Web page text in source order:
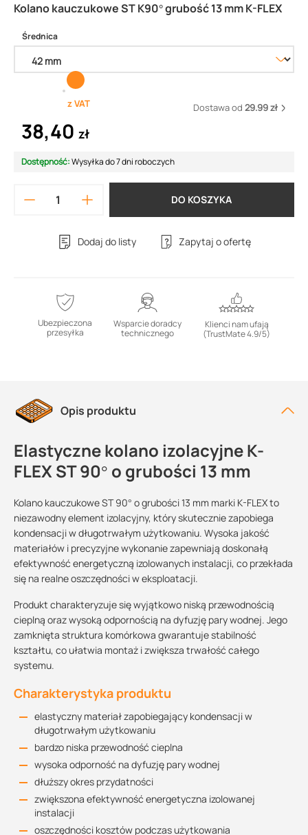
Kolano kauczukowe ST K90° grubość 13 mm K-FLEX
Średnica
z VAT Dostawa od 29.99 zł
38,40 zł
Dostępność:Wysyłka do 7 dni roboczych
DO KOSZYKA
Dodaj do listy Zapytaj o ofertę
Ubezpieczona
przesyłka
Wsparcie doradcy
technicznego
Klienci nam ufają
(TrustMate 4.9/5)
Opis produktu
Elastyczne kolano izolacyjne K-
FLEX ST 90° o grubości 13 mm
Kolano kauczukowe ST 90° o grubości 13 mm marki K-FLEX to
niezawodny element izolacyjny, który skutecznie zapobiega
kondensacji w długotrwałym użytkowaniu. Wysoka jakość
materiałów i precyzyjne wykonanie zapewniają doskonałą
efektywność energetyczną izolowanych instalacji, co przekłada
się na realne oszczędności w eksploatacji.
Produkt charakteryzuje się wyjątkowo niską przewodnością
cieplną oraz wysoką odpornością na dyfuzję pary wodnej. Jego
zamknięta struktura komórkowa gwarantuje stabilność
kształtu, co ułatwia montaż i zwiększa trwałość całego
systemu.
Charakterystyka produktu
elastyczny materiał zapobiegający kondensacji w
długotrwałym użytkowaniu
bardzo niska przewodność cieplna
wysoka odporność na dyfuzję pary wodnej
dłuższy okres przydatności
zwiększona efektywność energetyczna izolowanej
instalacji
oszczędności kosztów podczas użytkowania